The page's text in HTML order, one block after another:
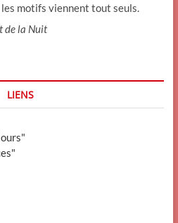
motifs viennent tout seuls.
de la Nuit
LIENS